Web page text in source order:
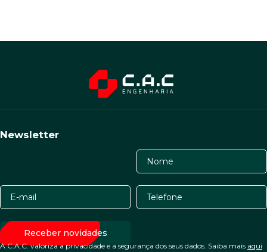
Newsletter
A C.A.C. valoriza a privacidade e a segurança dos seus dados. Saiba mais aqui